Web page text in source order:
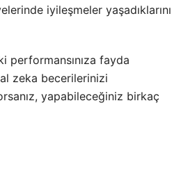
iyileşmeler yaşadıklarını
performansınıza fayda
zeka becerilerinizi
yapabileceğiniz birkaç